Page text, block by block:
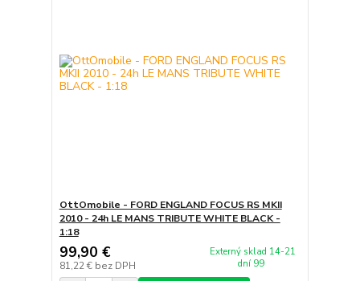
OttOmobile - FORD ENGLAND FOCUS RS MKII
2010 - 24h LE MANS TRIBUTE WHITE BLACK -
1:18
99,90 €
81,22 € bez DPH
Externý sklad 14-21
dní 99